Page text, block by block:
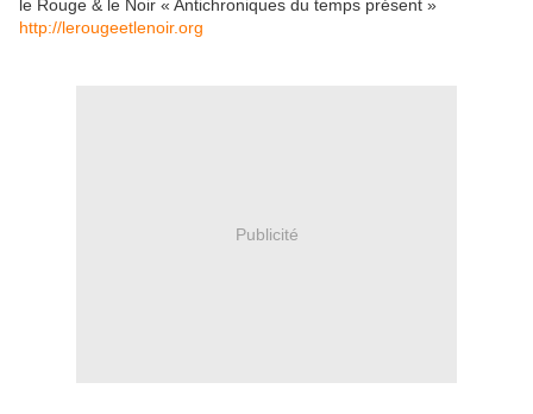
le Rouge & le Noir « Antichroniques du temps présent »
http://lerougeetlenoir.org
Publicité